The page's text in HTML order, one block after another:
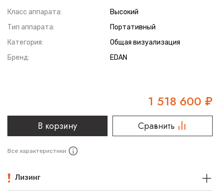
технологиями визуализации, которая обладает полным
набором функций.
Класс аппарата:
Высокий
Тип аппарата:
Портативный
Категория:
Общая визуализация
Бренд:
EDAN
1 518 600 ₽
В корзину Сравнить
Все характеристики
Лизинг